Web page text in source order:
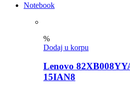
Notebook
%
Dodaj u korpu
Lenovo
15IAN8